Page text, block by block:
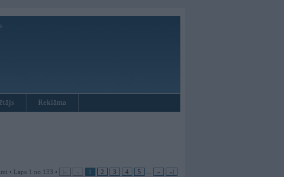
Reklāma
• Lapa 1 no 133 • |« « 1 2 3 4 5 » »|